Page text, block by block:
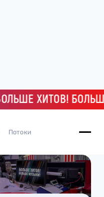
ХИТОВ! БОЛЬШЕ
Потоки